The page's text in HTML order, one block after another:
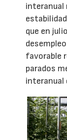
interanual
que en
favorable
parados
interanual